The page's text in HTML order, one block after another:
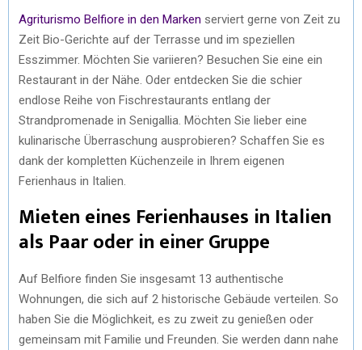
Agriturismo Belfiore in den Marken serviert gerne von Zeit zu
Zeit Bio-Gerichte auf der Terrasse und im speziellen
Esszimmer. Möchten Sie variieren? Besuchen Sie eine ein
Restaurant in der Nähe. Oder entdecken Sie die schier
endlose Reihe von Fischrestaurants entlang der
Strandpromenade in Senigallia. Möchten Sie lieber eine
kulinarische Überraschung ausprobieren? Schaffen Sie es
dank der kompletten Küchenzeile in Ihrem eigenen
Ferienhaus in Italien.
Mieten eines Ferienhauses in Italien
als Paar oder in einer Gruppe
Auf Belfiore finden Sie insgesamt 13 authentische
Wohnungen, die sich auf 2 historische Gebäude verteilen. So
haben Sie die Möglichkeit, es zu zweit zu genießen oder
gemeinsam mit Familie und Freunden. Sie werden dann nahe